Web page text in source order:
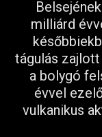
milliárd
tágulás
a bolygó
évvel
vulkanikus